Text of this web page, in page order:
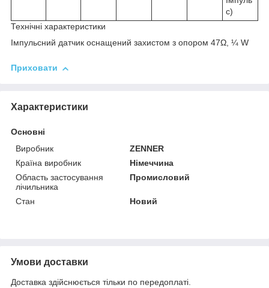
с)
Технічні характеристики
Імпульсний датчик оснащений захистом з опором 47Ω, ¼ W
Приховати
Характеристики
Основні
Виробник
ZENNER
Країна виробник
Німеччина
Область застосування
лічильника
Промисловий
Стан Новий
Умови доставки
Доставка здійснюється тільки по передоплаті.